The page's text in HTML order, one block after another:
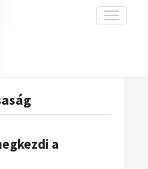
Toggle
megszilárdulása
a